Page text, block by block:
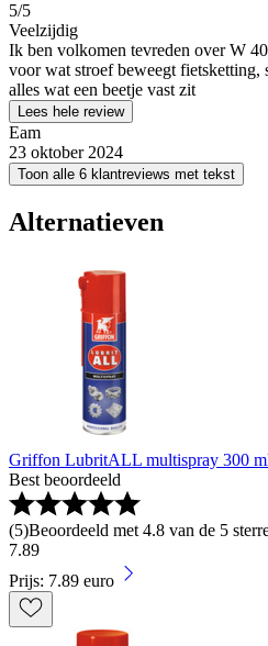
5/5
Veelzijdig
Ik ben volkomen tevreden over W
voor wat stroef beweegt fietsketting,
alles wat een beetje vast zit
Lees hele review
Eam
23 oktober 2024
Toon alle 6 klantreviews met tekst
Alternatieven
Griffon LubritALL multispray 300
Best beoordeeld
(5)Beoordeeld met 4.8 van de 5
7.89
Prijs: 7.89 euro